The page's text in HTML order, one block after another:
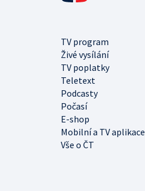
TV program
Živé vysílání
TV poplatky
Teletext
Podcasty
Počasí
E-shop
Mobilní a TV aplikace
Vše o ČT